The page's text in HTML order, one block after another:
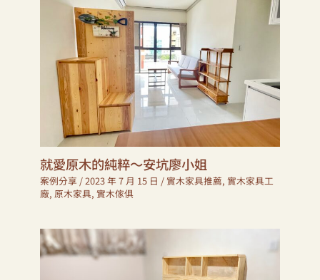
就愛原木的純粹～安坑廖小姐
案例分享 /2023 年 7 月 15 日 /實木家具推薦,實木家具工
廠,原木家具,實木傢俱